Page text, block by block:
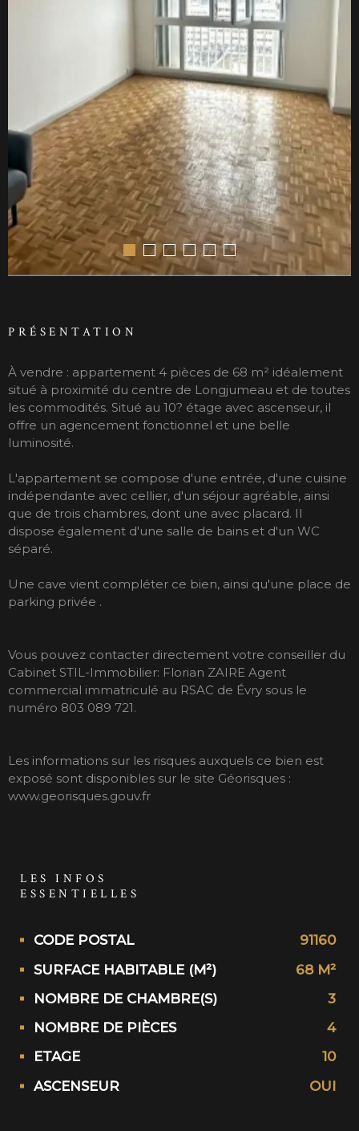
PRÉSENTATION
À vendre : appartement 4 pièces de 68 m² idéalement
situé à proximité du centre de Longjumeau et de toutes
les commodités. Situé au 10? étage avec ascenseur, il
offre un agencement fonctionnel et une belle
luminosité.
L'appartement se compose d'une entrée, d'une cuisine
indépendante avec cellier, d'un séjour agréable, ainsi
que de trois chambres, dont une avec placard. Il
dispose également d'une salle de bains et d'un WC
séparé.
Une cave vient compléter ce bien, ainsi qu'une place de
parking privée .
Vous pouvez contacter directement votre conseiller du
Cabinet STIL-Immobilier: Florian ZAIRE Agent
commercial immatriculé au RSAC de Évry sous le
numéro 803 089 721.
Les informations sur les risques auxquels ce bien est
exposé sont disponibles sur le site Géorisques :
www.georisques.gouv.fr
LES INFOS
ESSENTIELLES
Caractérisque Valeurs
CODE POSTAL
91160
SURFACE HABITABLE (M²)
68 M²
NOMBRE DE CHAMBRE(S)
3
NOMBRE DE PIÈCES
4
ETAGE
10
ASCENSEUR
OUI